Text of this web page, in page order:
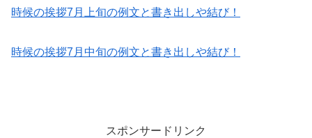
時候の挨拶7月上旬の例文と書き出しや結び！
時候の挨拶7月中旬の例文と書き出しや結び！
スポンサードリンク